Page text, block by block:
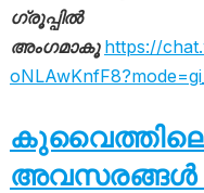
ഗ്രൂപ്പിൽ
അംഗമാകൂ https://
അവസരങ്ങൾ